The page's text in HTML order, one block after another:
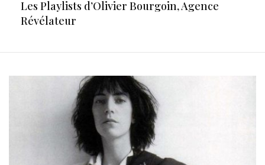
Les Playlists d’Olivier Bourgoin, Agence
Révélateur